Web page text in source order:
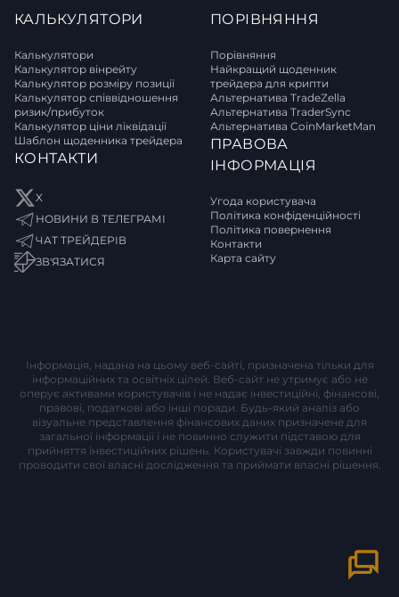
КАЛЬКУЛЯТОРИ
Калькулятори
Калькулятор вінрейту
Калькулятор розміру позиції
Калькулятор співвідношення
ризик/прибуток
Калькулятор ціни ліквідації
Шаблон щоденника трейдера
КОНТАКТИ
X
НОВИНИ В ТЕЛЕГРАМІ
ЧАТ ТРЕЙДЕРІВ
ЗВ'ЯЗАТИСЯ
ПОРІВНЯННЯ
Порівняння
Найкращий щоденник
трейдера для крипти
Альтернатива TradeZella
Альтернатива TraderSync
Альтернатива CoinMarketMan
ПРАВОВА
ІНФОРМАЦІЯ
Угода користувача
Політика конфіденційності
Політика повернення
Контакти
Карта сайту
Інформація, надана на цьому веб-сайті, призначена тільки для
інформаційних та освітніх цілей. Веб-сайт не утримує або не
оперує активами користувачів і не надає інвестиційні, фінансові,
правові, податкові або інші поради. Будь-який аналіз або
візуальне представлення фінансових даних призначене для
загальної інформації і не повинно служити підставою для
прийняття інвестиційних рішень. Користувачі завжди повинні
проводити свої власні дослідження та приймати власні рішення.